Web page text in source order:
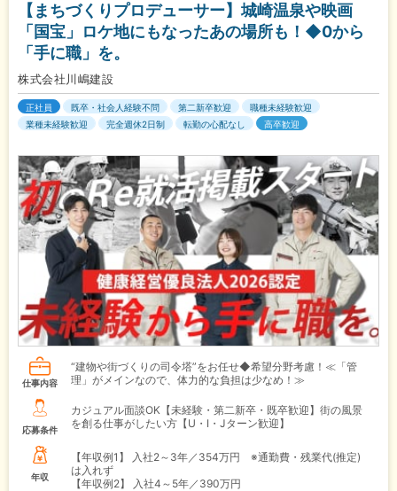
【まちづくりプロデューサー】城崎温泉や映画
「国宝」ロケ地にもなったあの場所も！◆0から
「手に職」を。
株式会社川嶋建設
正社員 既卒・社会人経験不問 第二新卒歓迎
職種未経験歓迎
業種未経験歓迎
完全週休2日制 転勤の心配なし 高卒歓迎
仕事内容
“建物や街づくりの司令塔”をお任せ◆希望分野考慮！≪「管
理」がメインなので、体力的な負担は少なめ！≫
応募条件
カジュアル面談OK【未経験・第二新卒・既卒歓迎】街の風景
を創る仕事がしたい方【U・I・Jターン歓迎】
年収
【年収例1】
入社2～3年／354万円 ※通勤費・残業代(推定)
は入れず
【年収例2】
入社4～5年／390万円